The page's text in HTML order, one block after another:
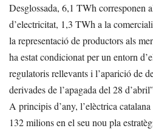
Desglossada, 6,1 TWh corresponen
d’electricitat, 1,3 TWh a la
la representació de productors als
ha estat condicionat per un entorn
regulatoris rellevants i l’aparició de
derivades de l’apagada del 28
A principis d’any, l’elèctrica
132 milions en el seu nou pla